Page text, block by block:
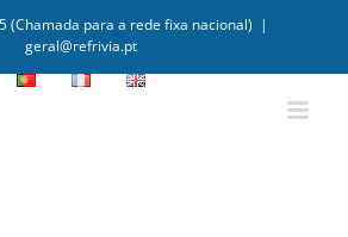
(Chamada para a rede fixa nacional) |
geral@refrivia.pt